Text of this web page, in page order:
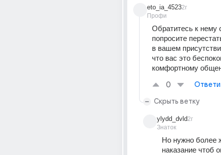
eto_ia_4523
Профи
2г
Обратитесь к нему
попросите
в вашем
что вас это
комфортному
0
Скрыть ветку
ylydd_dvld
Знаток
2г
Но нужно более
наказание чтоб